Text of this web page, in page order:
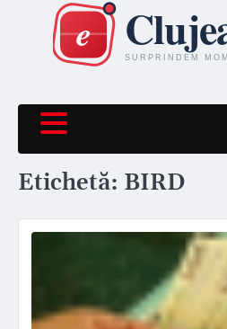
content
Etichetă: BIRD